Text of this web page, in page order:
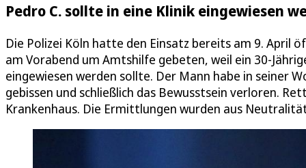
Pedro C. sollte in eine Klinik eingewiesen
Die Polizei Köln hatte den Einsatz bereits am 9. April
am Vorabend um Amtshilfe gebeten, weil ein 30-
eingewiesen werden sollte. Der Mann habe in seiner
gebissen und schließlich das Bewusstsein verloren.
Krankenhaus. Die Ermittlungen wurden aus